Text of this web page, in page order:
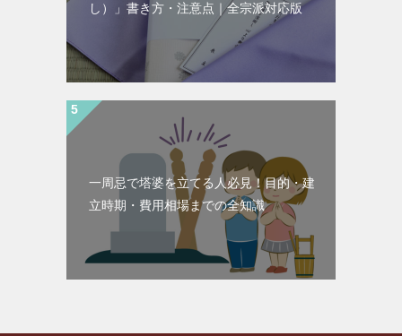
し）」書き方・注意点｜全宗派対応版
一周忌で塔婆を立てる人必見！目的・建
立時期・費用相場までの全知識